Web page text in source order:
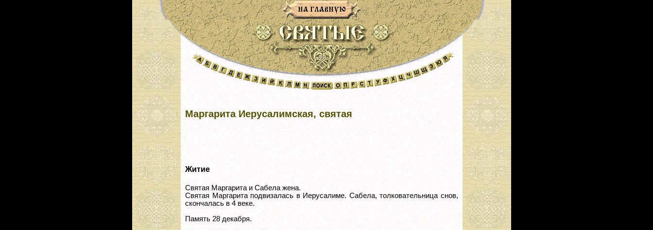
Маргарита Иерусалимская, святая
Житие
Святая Маргарита и Сабела жена.
Святая Маргарита подвизалась в Иерусалиме. Сабела, толковательница снов,
скончалась в 4 веке.
Память 28 декабря.